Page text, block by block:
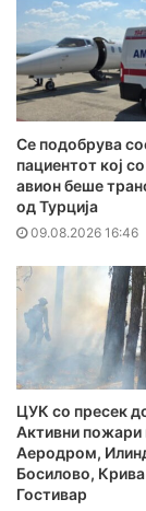
Се подобрува
пациентот кој
авион беше
од Турција
09.08.2026 16:46
ЦУК со пресек
Активни пожари
Аеродром,
Босилово,
Гостивар